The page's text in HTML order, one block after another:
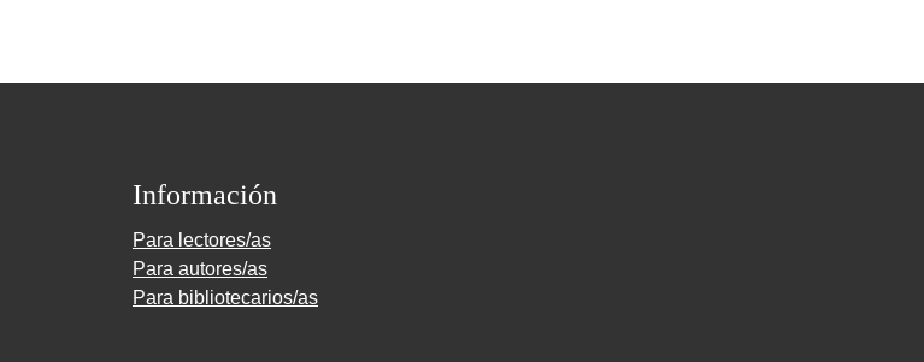
Información
Para lectores/as
Para autores/as
Para bibliotecarios/as